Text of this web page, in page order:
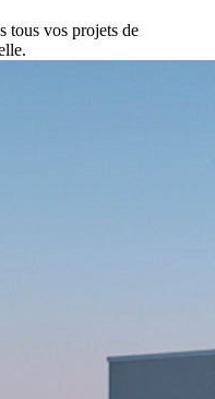
tous vos projets de